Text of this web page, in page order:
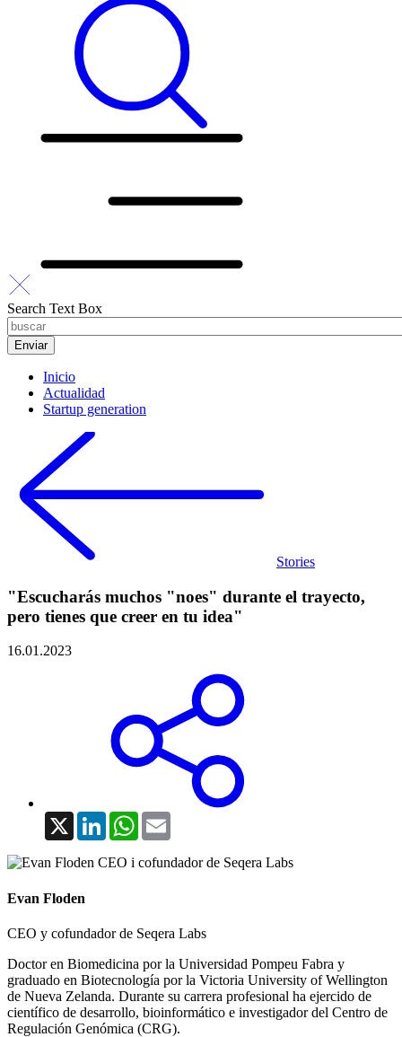
Search Text Box
Inicio
Actualidad
Startup generation
Stories
"Escucharás muchos "noes" durante el trayecto,
pero tienes que creer en tu idea"
16.01.2023
X LinkedInWhatsApp
Evan Floden
CEO y cofundador de Seqera Labs
Doctor en Biomedicina por la Universidad Pompeu Fabra y
graduado en Biotecnología por la Victoria University of Wellington
de Nueva Zelanda. Durante su carrera profesional ha ejercido de
científico de desarrollo, bioinformático e investigador del Centro de
Regulación Genómica (CRG).